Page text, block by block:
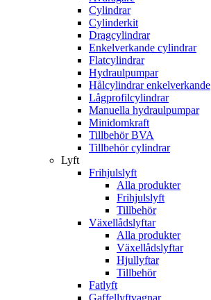
Cylindrar
Cylinderkit
Dragcylindrar
Enkelverkande cylindrar
Flatcylindrar
Hydraulpumpar
Hålcylindrar enkelverkande
Lågprofilcylindrar
Manuella hydraulpumpar
Minidomkraft
Tillbehör BVA
Tillbehör cylindrar
Lyft
Frihjulslyft
Alla produkter
Frihjulslyft
Tillbehör
Växellådslyftar
Alla produkter
Växellådslyftar
Hjullyftar
Tillbehör
Fatlyft
Gaffellyftvagnar